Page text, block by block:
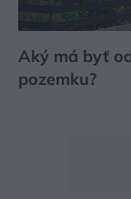
Aký má byť
pozemku?